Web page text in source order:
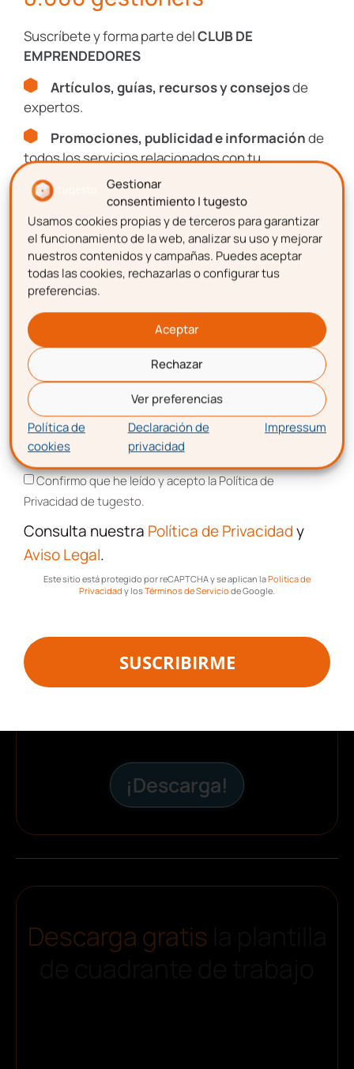
Gestionar
consentimiento | tugesto
Usamos cookies propias y de terceros para garantizar
el funcionamiento de la web, analizar su uso y mejorar
nuestros contenidos y campañas. Puedes aceptar
todas las cookies, rechazarlas o configurar tus
preferencias.
Aceptar
Rechazar
Ver preferencias
Política de
cookies
Declaración de
privacidad
Impressum
Aceptación de términos y
condiciones
Confirmo que he leído y acepto la Política de
Privacidad de tugesto.
Consulta nuestraPolítica de Privacidad
yAviso Legal.
Este sitio está protegido por reCAPTCHA y se aplican la
Privacidady losTérminos de Serviciode Google.
SUSCRIBIRME
Descarga gratisla
plantilla para hacer una
nómina
¡Descarga!
Descarga gratis
Suscríbete y forma parte delCLUB DE
EMPRENDEDORES
Artículos, guías, recursos y consejosde
expertos.
Promociones, publicidad e informaciónde
todos los servicios relacionados con tu
emprendimiento.
Nombre
Apellidos
Correo electrónico
Aceptación de términos y condiciones
Confirmo que he leído y acepto la Política de
Privacidad de tugesto.
Consulta nuestra Política de Privacidady
Aviso Legal.
Este sitio está protegido por reCAPTCHA y se aplican laPolítica de
Privacidad y losTérminos de Servicio de Google.
SUSCRIBIRME